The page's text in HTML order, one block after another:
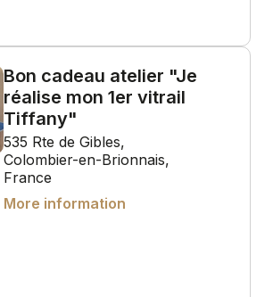
Bon cadeau atelier "Je
réalise mon 1er vitrail
Tiffany"
535 Rte de Gibles,
Colombier-en-Brionnais,
France
More information